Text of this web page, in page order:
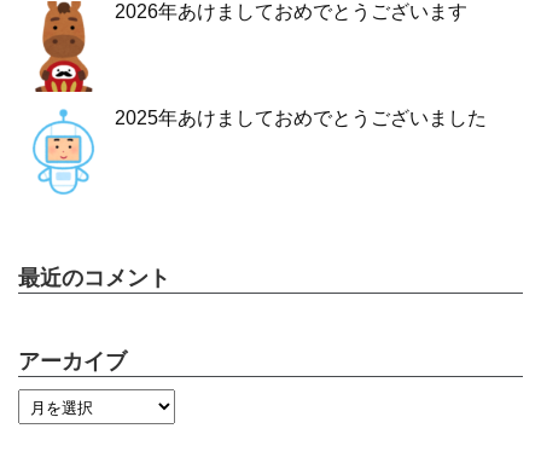
2026年あけましておめでとうございます
2025年あけましておめでとうございました
最近のコメント
アーカイブ